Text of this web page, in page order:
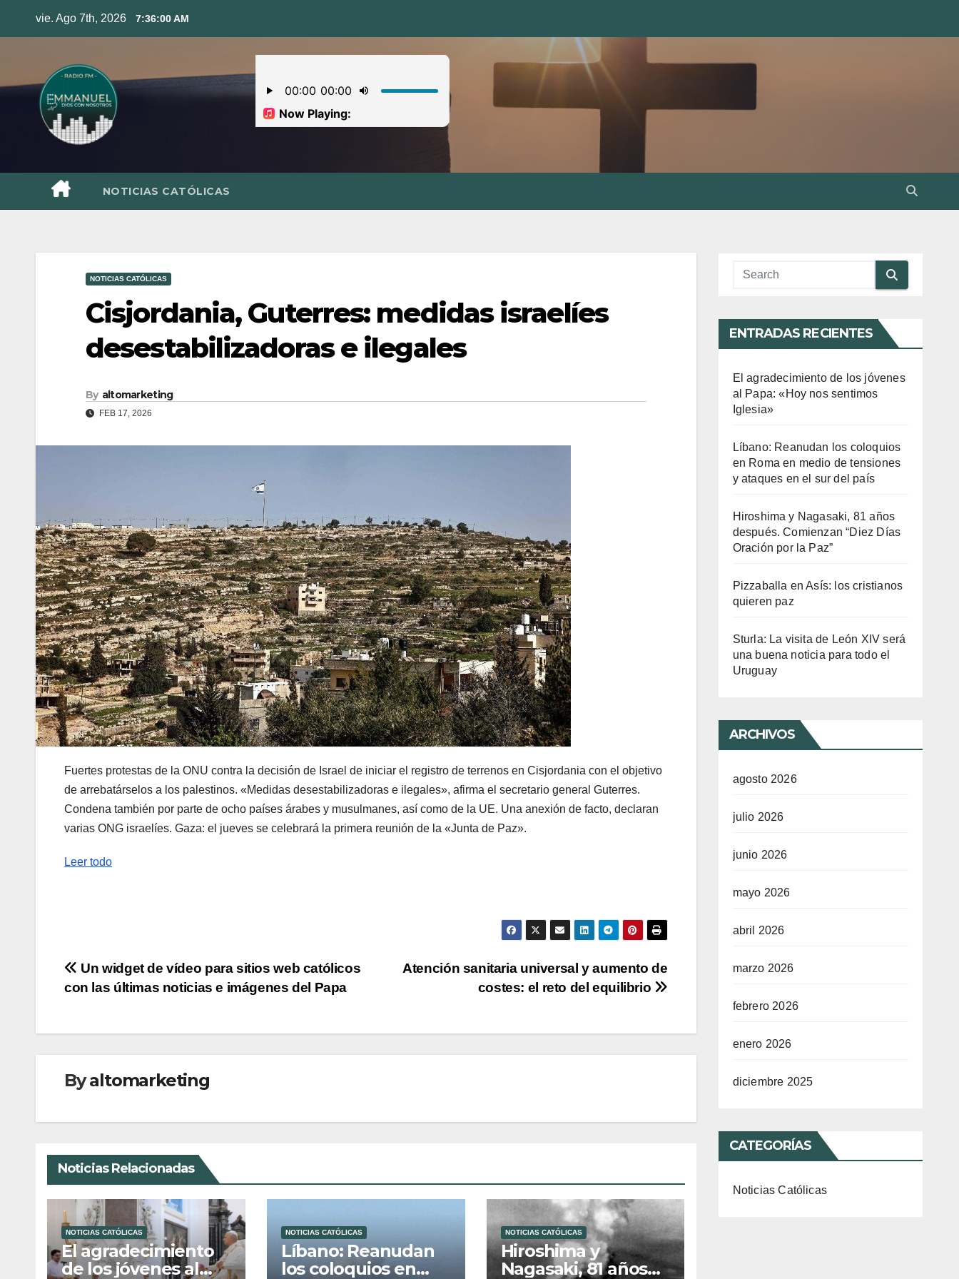
vie. Ago 7th, 2026 7:36:01 AM
NOTICIAS CATÓLICAS
NOTICIAS CATÓLICAS
Cisjordania, Guterres: medidas israelíes
desestabilizadoras e ilegales
By altomarketing
FEB 17, 2026
Fuertes protestas de la ONU contra la decisión de Israel de iniciar el registro de terrenos en Cisjordania con el objetivo
de arrebatárselos a los palestinos. «Medidas desestabilizadoras e ilegales», afirma el secretario general Guterres.
Condena también por parte de ocho países árabes y musulmanes, así como de la UE. Una anexión de facto, declaran
varias ONG israelíes. Gaza: el jueves se celebrará la primera reunión de la «Junta de Paz».
Leer todo
Navegación
entradas
Atención sanitaria universal y aumento de
costes: el reto del equilibrio
Un widget de vídeo para sitios web católicos
con las últimas noticias e imágenes del Papa
Byaltomarketing
Noticias Relacionadas
NOTICIAS CATÓLICAS
El agradecimiento
de los jóvenes al
NOTICIAS CATÓLICAS
Líbano: Reanudan
los coloquios en
NOTICIAS CATÓLICAS
Hiroshima y
Nagasaki, 81 años
ENTRADAS RECIENTES
El agradecimiento de los jóvenes
al Papa: «Hoy nos sentimos
Iglesia»
Líbano: Reanudan los coloquios
en Roma en medio de tensiones
y ataques en el sur del país
Hiroshima y Nagasaki, 81 años
después. Comienzan “Diez Días
Oración por la Paz”
Pizzaballa en Asís: los cristianos
quieren paz
Sturla: La visita de León XIV será
una buena noticia para todo el
Uruguay
ARCHIVOS
agosto 2026
julio 2026
junio 2026
mayo 2026
abril 2026
marzo 2026
febrero 2026
enero 2026
diciembre 2025
CATEGORÍAS
Noticias Católicas